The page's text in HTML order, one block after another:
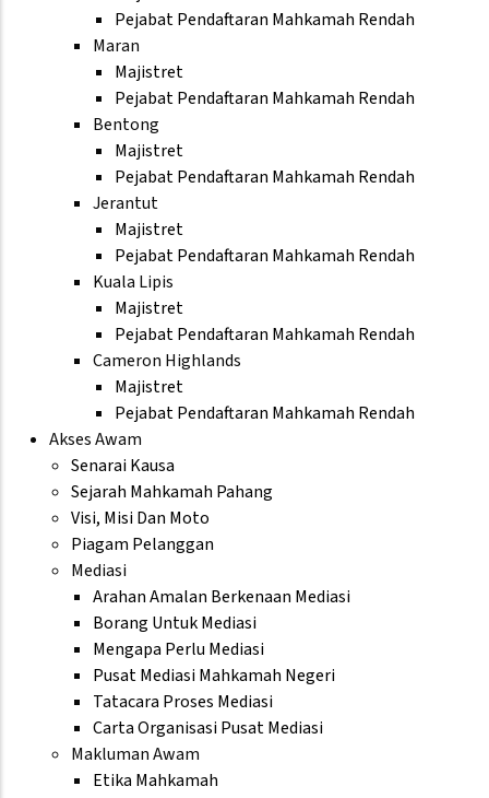
Pejabat Pendaftaran Mahkamah Rendah
Maran
Majistret
Pejabat Pendaftaran Mahkamah Rendah
Bentong
Majistret
Pejabat Pendaftaran Mahkamah Rendah
Jerantut
Majistret
Pejabat Pendaftaran Mahkamah Rendah
Kuala Lipis
Majistret
Pejabat Pendaftaran Mahkamah Rendah
Cameron Highlands
Majistret
Pejabat Pendaftaran Mahkamah Rendah
Akses Awam
Senarai Kausa
Sejarah Mahkamah Pahang
Visi, Misi Dan Moto
Piagam Pelanggan
Mediasi
Arahan Amalan Berkenaan Mediasi
Borang Untuk Mediasi
Mengapa Perlu Mediasi
Pusat Mediasi Mahkamah Negeri
Tatacara Proses Mediasi
Carta Organisasi Pusat Mediasi
Makluman Awam
Etika Mahkamah